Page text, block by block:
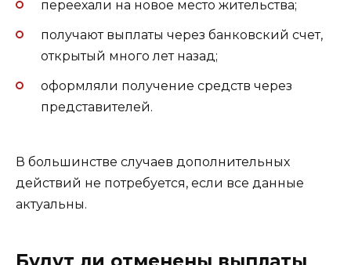
переехали на новое место жительства;
получают выплаты через банковский счет,
открытый много лет назад;
оформляли получение средств через
представителей.
В большинстве случаев дополнительных
действий не потребуется, если все данные
актуальны.